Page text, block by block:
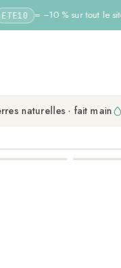
= −10 % sur tout le site
naturelles · fait main